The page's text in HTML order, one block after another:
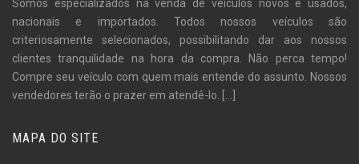
Somos especializados na venda de veículos novos e usados,
nacionais e importados. Todos nossos veículos são
criteriosamente selecionados, possibilitando dar aos nossos
clientes tranquilidade na hora da compra. Não perca tempo!
Compre seu veículo com quem mais entende do assunto. Nossos
vendedores terão o prazer em atendê-lo.
MAPA DO SITE